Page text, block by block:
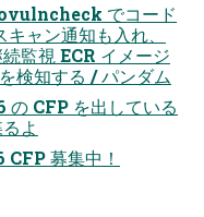
でコード
ャン通知も入れ、
監視 ECR イメージ
検知する / パンダム
CFP を出している
よ
募集中！